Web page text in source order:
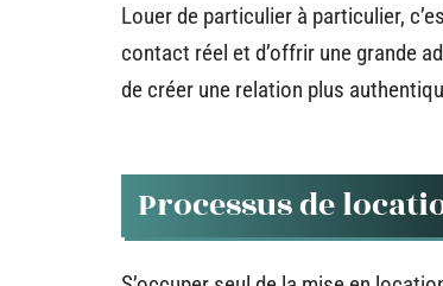
Louer de particulier à particulier,
contact réel et d’offrir une grande
de créer une relation plus
Processus de